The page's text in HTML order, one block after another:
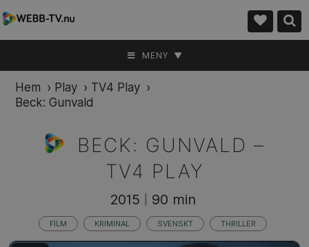
MENY ▼
Hem › Play › TV4 Play ›
Beck: Gunvald
BECK: GUNVALD –
TV4 PLAY
2015 90 min
FILM KRIMINAL SVENSKT THRILLER